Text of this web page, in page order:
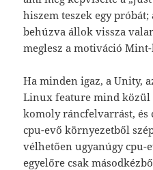
hiszem teszek egy
behúzva állok vissza
meglesz a motiváció
Ha minden igaz, a Unity,
Linux feature mind közül
komoly ráncfelvarrást, és
cpu-evő környezetből
vélhetően ugyanúgy cpu-
egyelőre csak